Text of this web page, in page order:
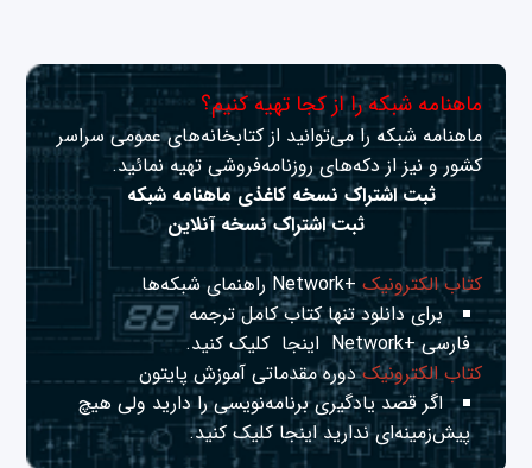
ماهنامه شبکه را از کجا تهیه کنیم؟
ماهنامه شبکه را می‌توانید از کتابخانه‌های عمومی سراسر
کشور و نیز از دکه‌های روزنامه‌فروشی تهیه نمائید.
ثبت اشتراک نسخه کاغذی ماهنامه شبکه
ثبت اشتراک نسخه آنلاین
کتاب الکترونیک+Network راهنمای شبکه‌ها
برای دانلود تنها کتاب کامل ترجمه
فارسی +Network
اینجا کلیک کنید.
کتاب الکترونیکدوره مقدماتی آموزش پایتون
اگر قصد یادگیری برنامه‌نویسی را دارید ولی هیچ
پیش‌زمینه‌ای نداریداینجا کلیک کنید.